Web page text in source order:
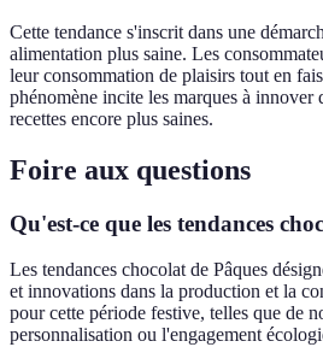
Cette tendance s'inscrit dans une
alimentation plus saine. Les
leur consommation de plaisirs tout en
phénomène incite les marques à innover
recettes encore plus saines.
Foire aux questions
Qu'est-ce que les tendances
Les tendances chocolat de Pâques
et innovations dans la production et la
pour cette période festive, telles que de
personnalisation ou l'engagement